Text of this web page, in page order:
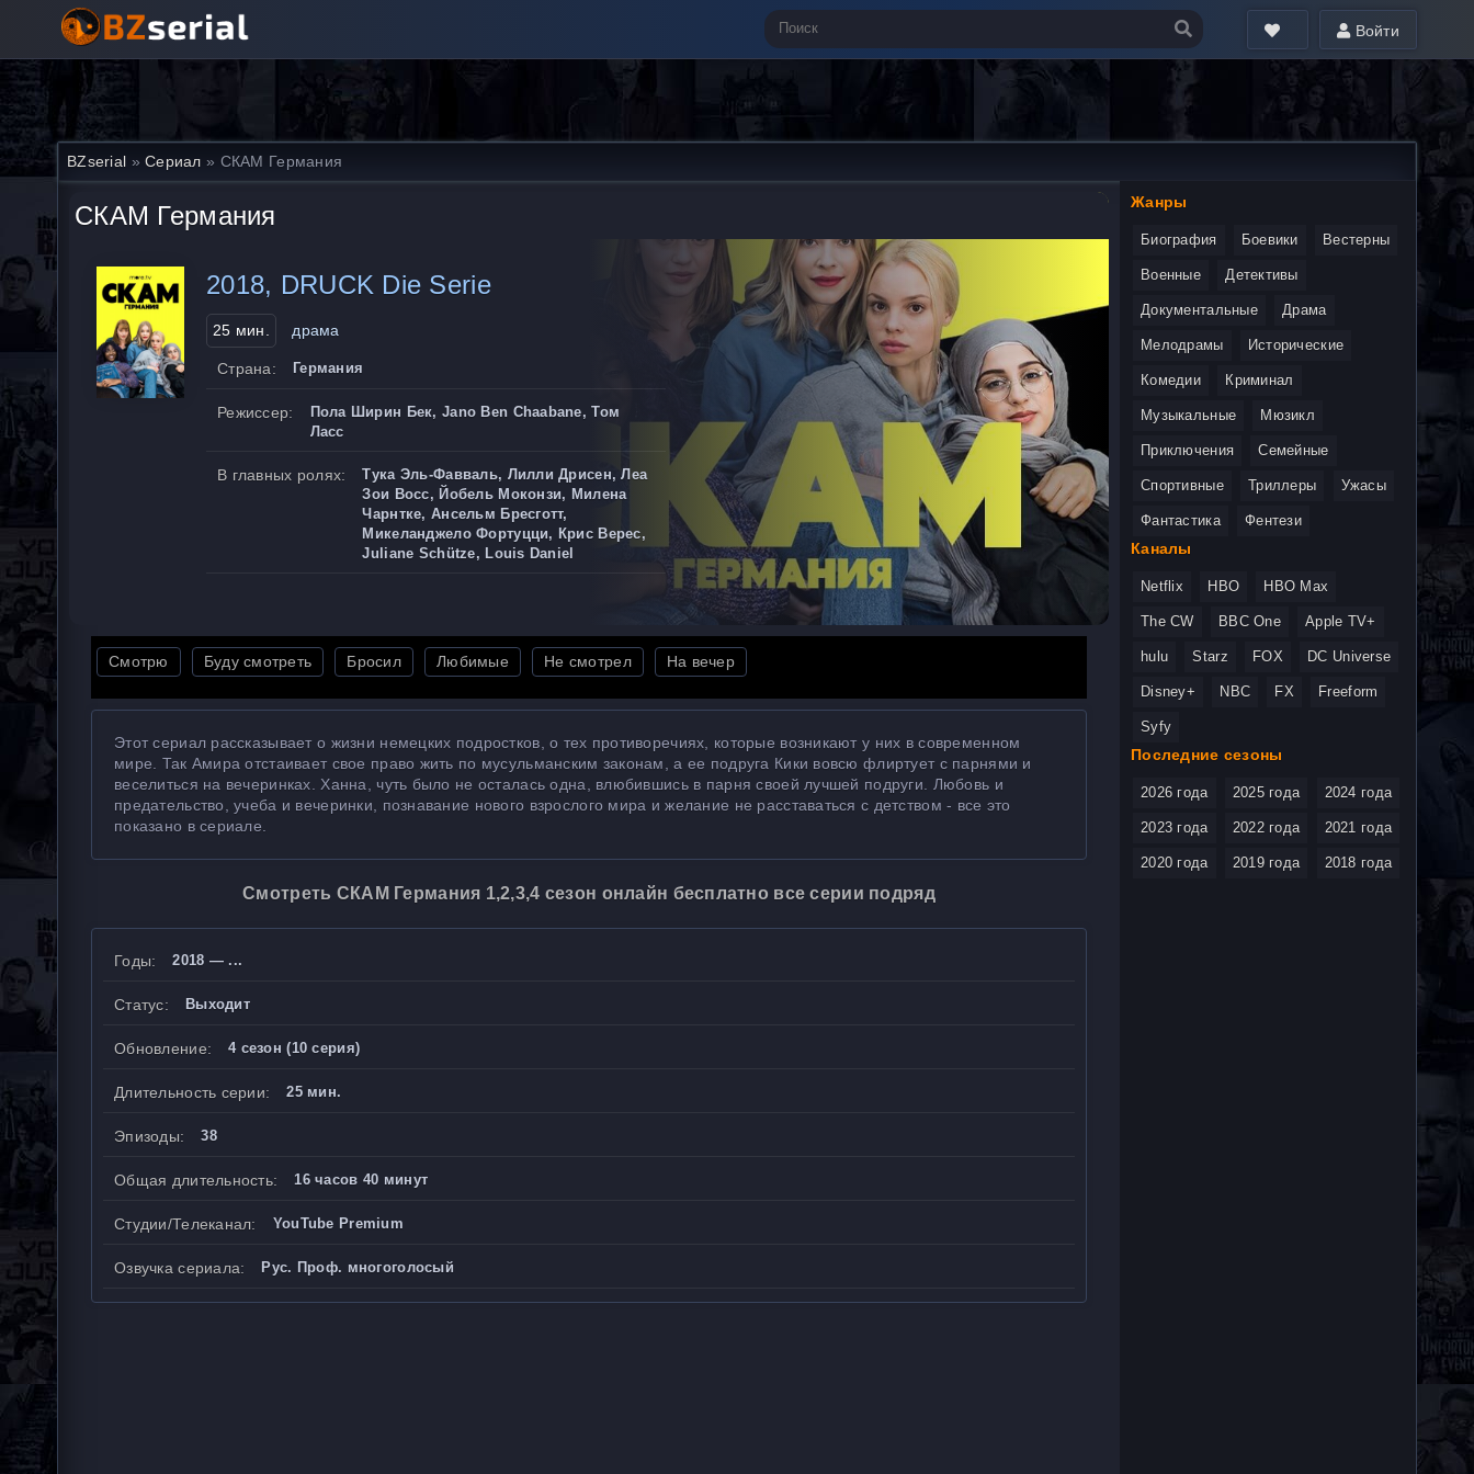
Войти
BZserial »Сериал » СКАМ Германия
СКАМ Германия
2018, DRUCK Die Serie
25 мин. драма
Страна: Германия
Режиссер:
Пола Ширин Бек, Jano Ben Chaabane, Том
Ласс
В главных ролях:
Тука Эль-Фавваль, Лилли Дрисен, Леа
Зои Восс, Йобель Моконзи, Милена
Чарнтке, Ансельм Бресготт,
Микеланджело Фортуцци, Крис Верес,
Juliane Schütze, Louis Daniel
Смотрю Буду смотреть Бросил Любимые Не смотрел На вечер
Этот сериал рассказывает о жизни немецких подростков, о тех противоречиях, которые возникают у них в современном
мире. Так Амира отстаивает свое право жить по мусульманским законам, а ее подруга Кики вовсю флиртует с парнями и
веселиться на вечеринках. Ханна, чуть было не осталась одна, влюбившись в парня своей лучшей подруги. Любовь и
предательство, учеба и вечеринки, познавание нового взрослого мира и желание не расставаться с детством - все это
показано в сериале.
Смотреть СКАМ Германия 1,2,3,4 сезон онлайн бесплатно все серии подряд
Годы: 2018 — ...
Статус: Выходит
Обновление: 4 сезон (10 серия)
Длительность серии: 25 мин.
Эпизоды: 38
Общая длительность: 16 часов 40 минут
Студии/Телеканал: YouTube Premium
Озвучка сериала: Рус. Проф. многоголосый
Жанры
Биография Боевики Вестерны
Военные Детективы
Документальные Драма
Мелодрамы Исторические
Комедии Криминал
Музыкальные Мюзикл
Приключения Семейные
Спортивные Триллеры Ужасы
Фантастика Фентези
Каналы
Netflix HBO HBO Max
The CW BBC One Apple TV+
hulu Starz FOX DC Universe
Disney+ NBC FX Freeform
Syfy
Последние сезоны
2026 года 2025 года 2024 года
2023 года 2022 года 2021 года
2020 года 2019 года 2018 года